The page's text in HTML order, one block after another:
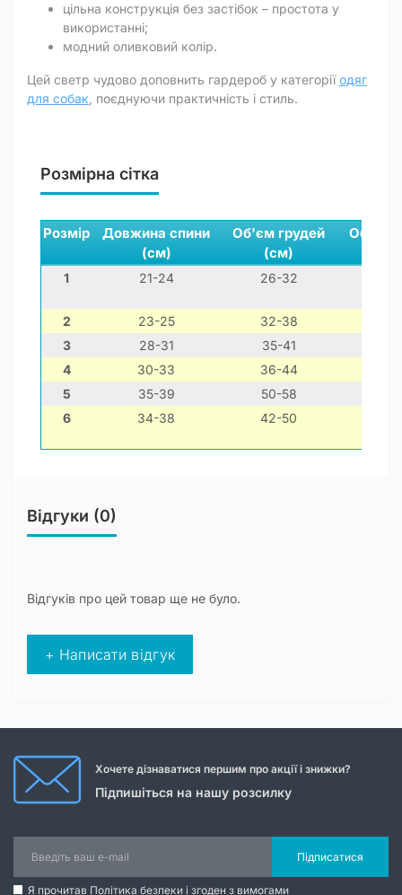
цільна конструкція без застібок – простота у
використанні;
модний оливковий колір.
Цей светр чудово доповнить гардероб у категоріїодяг
для собак , поєднуючи практичність і стиль.
Розмірна сітка
Розмір
Довжина спини
(см)
Об'єм грудей
(см)
Обхват
1 21-24 26-32
2 23-25 32-38
3
28-31 35-41
4
30-33 36-44
5
35-39 50-58
6
34-38 42-50
Відгуки (0)
Відгуків про цей товар ще не було.
+ Написати відгук
Хочете дізнаватися першим про акції і знижки?
Підпишіться на нашу розсилку
Підписатися
Я прочитав Політика безпеки і згоден з вимогами